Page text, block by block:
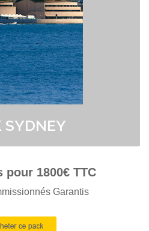
SYDNEY
vous REMBOURSONS votre achat.
> Bénéficiez d'un crédit à 1.33 euros ttc
fois possible au 04 91 50 49 18.
pour 1800€ TTC
Garantis